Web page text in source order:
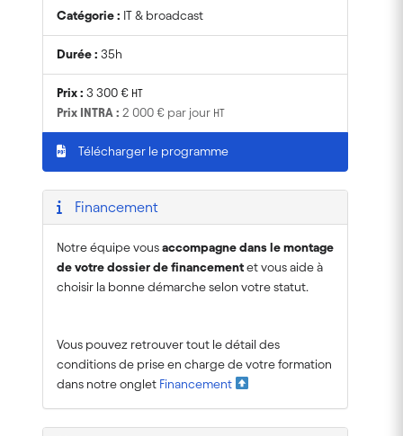
Catégorie : IT & broadcast
Durée : 35h
Prix : 3 300 € HT
Prix INTRA : 2 000 € par jour HT
Télécharger le programme
Financement
Notre équipe vous accompagne dans le montage
de votre dossier de financement et vous aide à
choisir la bonne démarche selon votre statut.
Vous pouvez retrouver tout le détail des
conditions de prise en charge de votre formation
dans notre onglet Financement